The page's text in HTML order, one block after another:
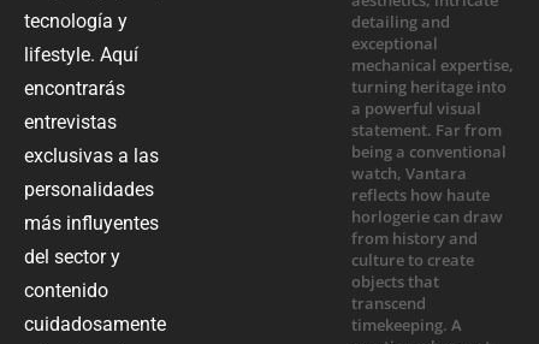
tecnología y
lifestyle. Aquí
encontrarás
entrevistas
exclusivas a las
personalidades
más influyentes
del sector y
contenido
cuidadosamente